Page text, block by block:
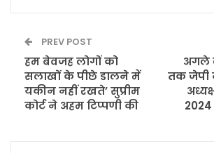
PREV POST
हम बेवजह लोगों को
सलाखों के पीछे डालने में
यकीन नहीं रखते’ सुप्रीम
कोर्ट ने अहम टिप्पणी की
अगले
तक जेपी